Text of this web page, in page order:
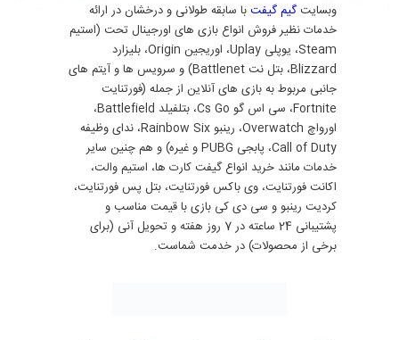
وبسایت گیم گیفتبا سابقه طولانی و درخشان در ارائه
خدمات نظیر فروش انواع بازی های اورجینال تحت (استیم
Steam، یوپلی Uplay، اوریجین Origin، بلیزارد
Blizzard، بتل نت Battlenet) و سرویس ها و آیتم های
جانبی مربوط به بازی های آنلاین از جمله (فورتنایت
Fortnite، سی اس گو Cs Go، بتلفیلد Battlefield،
اورواچ Overwatch، رینبو Rainbow Six، ندای وظیفه
Call of Duty، پابجی PUBG و غیره) و هم چنین سایر
خدمات مانند خرید انواع گیفت کارت ها، استیم والت،
اکانت فورتنایت، وی باکس فورتنایت، بتل پس فورتنایت،
کردیت رینبو و سی دی کی بازی با قیمت مناسب و
پشتیبانی 24 ساعته در 7 روز هفته و تحویل آنی (برای
برخی از محصولات) در خدمت شماست.